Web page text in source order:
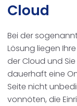
Cloud
Bei der
Lösung liegen
der Cloud und
dauerhaft eine
Seite nicht
vonnöten, die